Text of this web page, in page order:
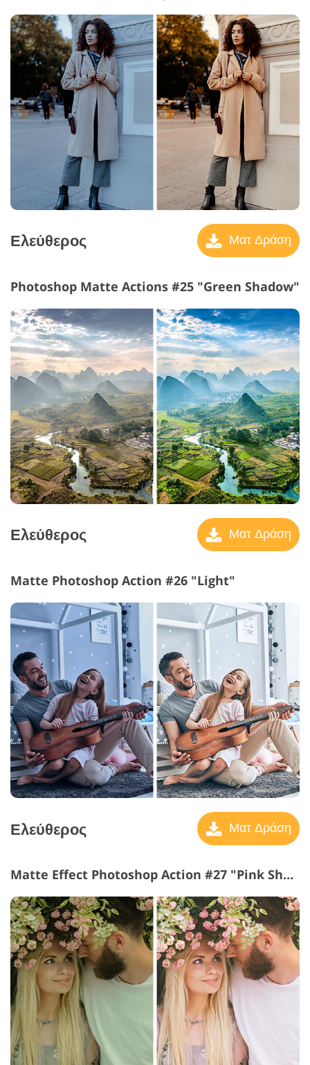
Ελεύθερος Ματ Δράση
Photoshop Matte Actions #25 "Green Shadow"
Ελεύθερος Ματ Δράση
Matte Photoshop Action #26 "Light"
Ελεύθερος Ματ Δράση
Matte Effect Photoshop Action #27 "Pink Shadow"